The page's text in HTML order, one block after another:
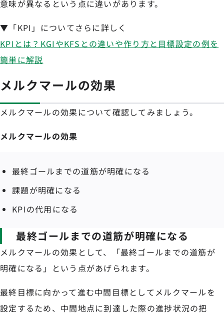
意味が異なるという点に違いがあります。
▼「KPI」についてさらに詳しく
KPIとは？KGIやKFSとの違いや作り方と目標設定の例を
簡単に解説
メルクマールの効果
メルクマールの効果について確認してみましょう。
メルクマールの効果
最終ゴールまでの道筋が明確になる
課題が明確になる
KPIの代用になる
最終ゴールまでの道筋が明確になる
メルクマールの効果として、「最終ゴールまでの道筋が
明確になる」という点があげられます。
最終目標に向かって進む中間目標としてメルクマールを
設定するため、中間地点に到達した際の進捗状況の把